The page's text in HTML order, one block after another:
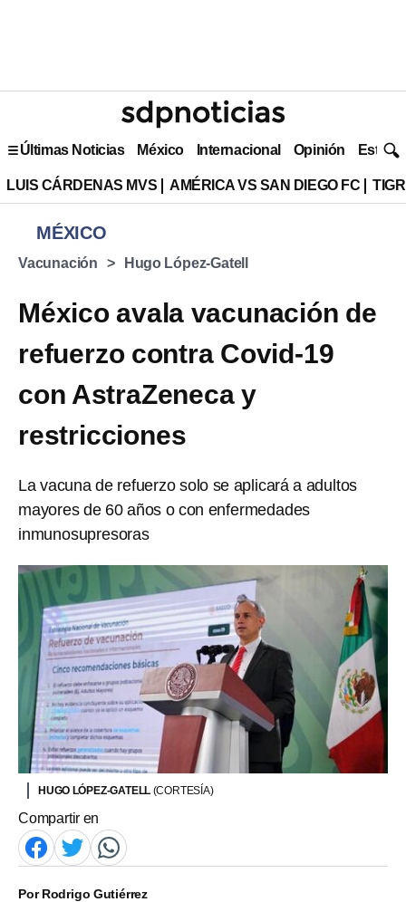
Últimas Noticias México Internacional Opinión Estilo
LUIS CÁRDENAS MVS AMÉRICA VS SAN DIEGO FC
MÉXICO
Vacunación Hugo López-Gatell
México avala vacunación de
refuerzo contra Covid-19
con AstraZeneca y
restricciones
La vacuna de refuerzo solo se aplicará a adultos
mayores de 60 años o con enfermedades
inmunosupresoras
HUGO LÓPEZ-GATELL (CORTESÍA)
Compartir en
PorRodrigo Gutiérrez